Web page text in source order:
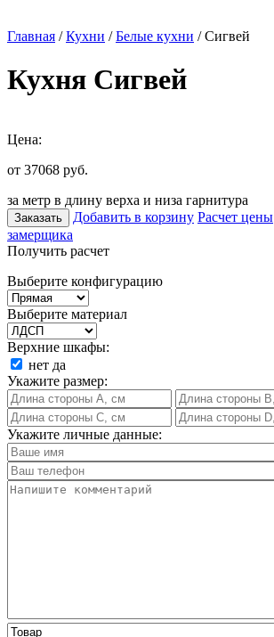
Главная /Кухни /Белые кухни / Сигвей
Кухня Сигвей
Цена:
от 37068 руб.
за метр в длину верха и низа гарнитура
Заказать Добавить в корзину Расчет цены
замерщика
Получить расчет
Выберите конфигурацию
Выберите материал
Верхние шкафы:
нет да
Укажите размер:
Укажите личные данные: